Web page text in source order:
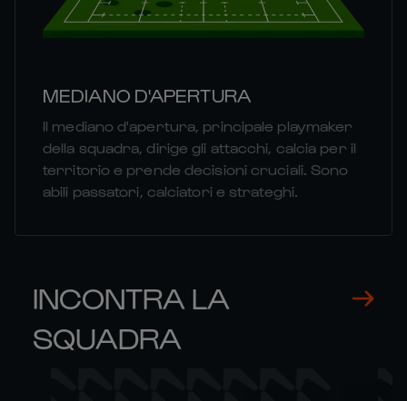
MEDIANO D'APERTURA
Il mediano d'apertura, principale playmaker
della squadra, dirige gli attacchi, calcia per il
territorio e prende decisioni cruciali. Sono
abili passatori, calciatori e strateghi.
INCONTRA LA
SQUADRA